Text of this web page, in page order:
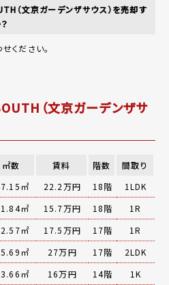
（文京ガーデンザサウス）を売却す
ください。
（文京ガーデンザサ
㎡数 賃料 階数
間取り
㎡ 22.2万円 18階
1LDK
㎡ 15.7万円 18階
1R
㎡ 17.5万円 17階
1R
㎡ 27万円 17階
2LDK
㎡ 16万円 14階
1K